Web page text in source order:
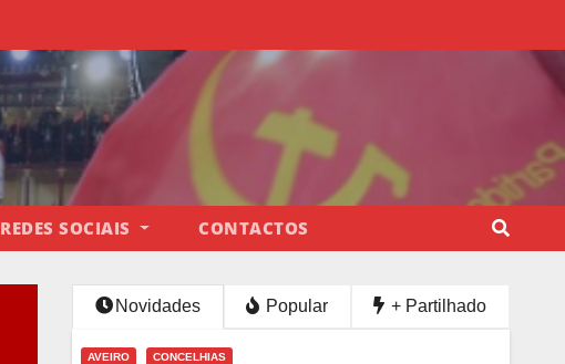
REDES SOCIAIS CONTACTOS
Novidades Popular + Partilhado
AVEIRO CONCELHIAS